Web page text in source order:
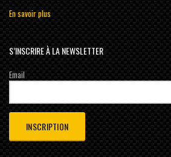
En savoir plus
S’INSCRIRE À LA NEWSLETTER
Email